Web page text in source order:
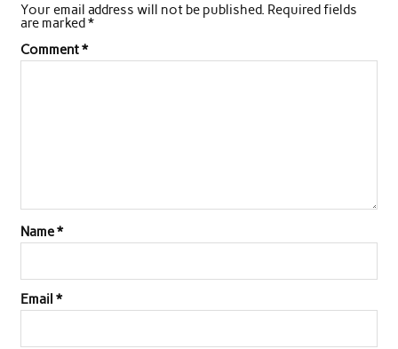
Your email address will not be published. Required fields
are marked*
Comment*
Name*
Email *